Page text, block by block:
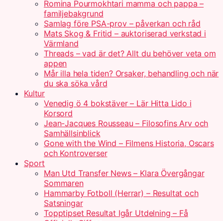
Romina Pourmokhtari mamma och pappa –
familjebakgrund
Samlag före PSA-prov – påverkan och råd
Mats Skog & Fritid – auktoriserad verkstad i
Värmland
Threads – vad är det? Allt du behöver veta om
appen
Mår illa hela tiden? Orsaker, behandling och när
du ska söka vård
Kultur
Venedig ö 4 bokstäver – Lär Hitta Lido i
Korsord
Jean-Jacques Rousseau – Filosofins Arv och
Samhällsinblick
Gone with the Wind – Filmens Historia, Oscars
och Kontroverser
Sport
Man Utd Transfer News – Klara Övergångar
Sommaren
Hammarby Fotboll (Herrar) – Resultat och
Satsningar
Topptipset Resultat Igår Utdelning – Få